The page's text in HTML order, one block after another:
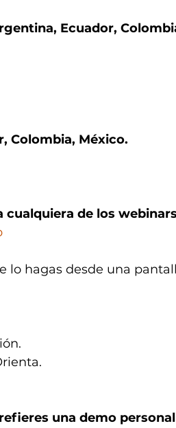
Ecuador,
Colombia, México.
cualquiera de los webinars
lo hagas desde una
una demo